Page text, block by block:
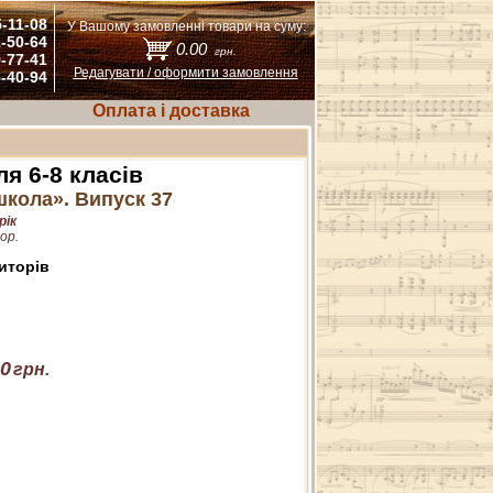
11-08
50-64
77-41
40-94
У Вашому замовленні товари на суму:
0.00 грн.
Редагувати / оформити замовлення
Оплата і доставка
6-8 класів
Випуск 37
грн.